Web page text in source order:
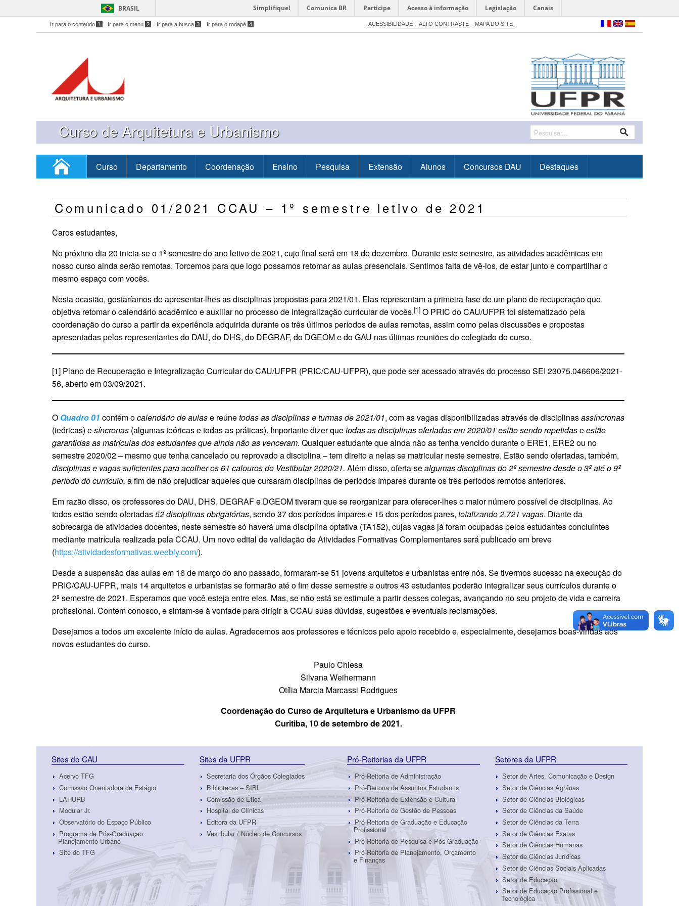
BRASIL Simplifique! Comunica BR Participe Acesso à informação Legislação Canais
Ir para o conteúdo 1 Ir para o menu 2 Ir para a busca 3 Ir para o rodapé 4 ACESSIBILIDADE ALTO CONTRASTE MAPA DO SITE
Curso de Arquitetura e Urbanismo
Curso Departamento Coordenação Ensino Pesquisa Extensão Alunos Concursos DAU Destaques
Comunicado 01/2021 CCAU – 1º semestre letivo de 2021
Caros estudantes,
No próximo dia 20 inicia-se o 1º semestre do ano letivo de 2021, cujo final será em 18 de dezembro. Durante este semestre, as atividades acadêmicas em
nosso curso ainda serão remotas. Torcemos para que logo possamos retomar as aulas presenciais. Sentimos falta de vê-los, de estar junto e compartilhar o
mesmo espaço com vocês.
Nesta ocasião, gostaríamos de apresentar-lhes as disciplinas propostas para 2021/01. Elas representam a primeira fase de um plano de recuperação que
objetiva retomar o calendário acadêmico e auxiliar no processo de integralização curricular de vocês.[1] O PRIC do CAU/UFPR foi sistematizado pela
coordenação do curso a partir da experiência adquirida durante os três últimos períodos de aulas remotas, assim como pelas discussões e propostas
apresentadas pelos representantes do DAU, do DHS, do DEGRAF, do DGEOM e do GAU nas últimas reuniões do colegiado do curso.
[1] Plano de Recuperação e Integralização Curricular do CAU/UFPR (PRIC/CAU-UFPR), que pode ser acessado através do processo SEI 23075.046606/2021-
56, aberto em 03/09/2021.
O Quadro 01 contém ocalendário de aulase reúnetodas as disciplinas e turmas de 2021/01, com as vagas disponibilizadas através de disciplinasassíncronas
(teóricas) esíncronas (algumas teóricas e todas as práticas). Importante dizer quetodas as disciplinas ofertadas em 2020/01 estão sendo repetidaseestão
garantidas as matrículas dos estudantes que ainda não as venceram. Qualquer estudante que ainda não as tenha vencido durante o ERE1, ERE2 ou no
semestre 2020/02 – mesmo que tenha cancelado ou reprovado a disciplina – tem direito a nelas se matricular neste semestre. Estão sendo ofertadas, também,
disciplinas e vagas suficientes para acolher os 61 calouros do Vestibular 2020/21. Além disso, oferta-sealgumas disciplinas do 2º semestre desde o 3º até o 9º
período do currículo, a fim de não prejudicar aqueles que cursaram disciplinas de períodos ímpares durante os três períodos remotos anteriores.
Em razão disso, os professores do DAU, DHS, DEGRAF e DGEOM tiveram que se reorganizar para oferecer-lhes o maior número possível de disciplinas. Ao
todos estão sendo ofertadas52 disciplinas obrigatórias, sendo 37 dos períodos ímpares e 15 dos períodos pares, totalizando 2.721 vagas. Diante da
sobrecarga de atividades docentes, neste semestre só haverá uma disciplina optativa (TA152), cujas vagas já foram ocupadas pelos estudantes concluintes
mediante matrícula realizada pela CCAU. Um novo edital de validação de Atividades Formativas Complementares será publicado em breve
(https://atividadesformativas.weebly.com/).
Desde a suspensão das aulas em 16 de março do ano passado, formaram-se 51 jovens arquitetos e urbanistas entre nós. Se tivermos sucesso na execução do
PRIC/CAU-UFPR, mais 14 arquitetos e urbanistas se formarão até o fim desse semestre e outros 43 estudantes poderão integralizar seus currículos durante o
2º semestre de 2021. Esperamos que você esteja entre eles. Mas, se não está se estimule a partir desses colegas, avançando no seu projeto de vida e carreira
profissional. Contem conosco, e sintam-se à vontade para dirigir a CCAU suas dúvidas, sugestões e eventuais reclamações.
Desejamos a todos um excelente início de aulas. Agradecemos aos professores e técnicos pelo apoio recebido e, especialmente, desejamos boas-vindas aos
novos estudantes do curso.
Paulo Chiesa
Silvana Weihermann
Otília Marcia Marcassi Rodrigues
Coordenação do Curso de Arquitetura e Urbanismo da UFPR
Curitiba, 10 de setembro de 2021.
Sites do CAU
Acervo TFG
Comissão Orientadora de Estágio
LAHURB
Modular Jr.
Observatório do Espaço Público
Programa de Pós-Graduação
Planejamento Urbano
Site do TFG
Sites da UFPR
Secretaria dos Órgãos Colegiados
Bibliotecas – SIBI
Comissão de Ética
Hospital de Clínicas
Editora da UFPR
Vestibular / Núcleo de Concursos
Pró-Reitorias da UFPR
Pró-Reitoria de Administração
Pró-Reitoria de Assuntos Estudantis
Pró-Reitoria de Extensão e Cultura
Pró-Reitoria de Gestão de Pessoas
Pró-Reitoria de Graduação e Educação
Profissional
Pró-Reitoria de Pesquisa e Pós-Graduação
Pró-Reitoria de Planejamento, Orçamento
e Finanças
Setores da UFPR
Setor de Artes, Comunicação e Design
Setor de Ciências Agrárias
Setor de Ciências Biológicas
Setor de Ciências da Saúde
Setor de Ciências da Terra
Setor de Ciências Exatas
Setor de Ciências Humanas
Setor de Ciências Jurídicas
Setor de Ciências Sociais Aplicadas
Setor de Educação
Setor de Educação Profissional e
Tecnológica